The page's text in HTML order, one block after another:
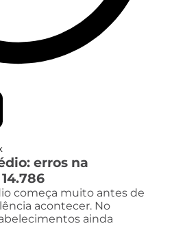
erros na
começa muito antes de
acontecer. No
ainda